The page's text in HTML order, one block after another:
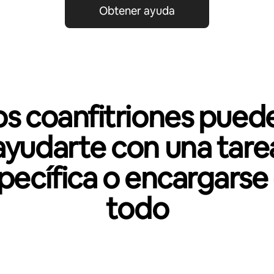
Obtener ayuda
coanfitriones
con una
o
todo